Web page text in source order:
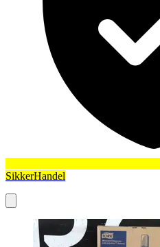
SikkerHandel